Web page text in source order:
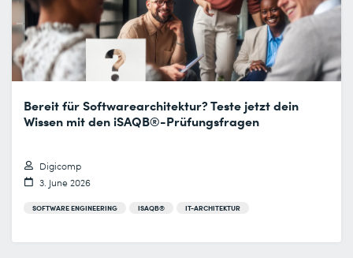
Bereit für Softwarearchitektur? Teste jetzt dein
Wissen mit den iSAQB®-Prüfungsfragen
Digicomp
3. June 2026
SOFTWARE ENGINEERING ISAQB® IT-ARCHITEKTUR